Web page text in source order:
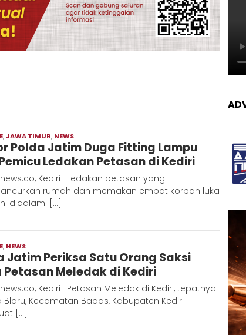
,JAWA TIMUR, NEWS
Metara
Polda Jatim Duga Fitting Lampu
Ledakan Petasan di Kediri
Kediri- Ledakan petasan yang
rumah dan memakan empat korban luka
didalami […]
, NEWS
Metara
Jatim Periksa Satu Orang Saksi
Petasan Meledak di Kediri
Kediri- Petasan Meledak di Kediri, tepatnya
Blaru, Kecamatan Badas, Kabupaten Kediri
[…]